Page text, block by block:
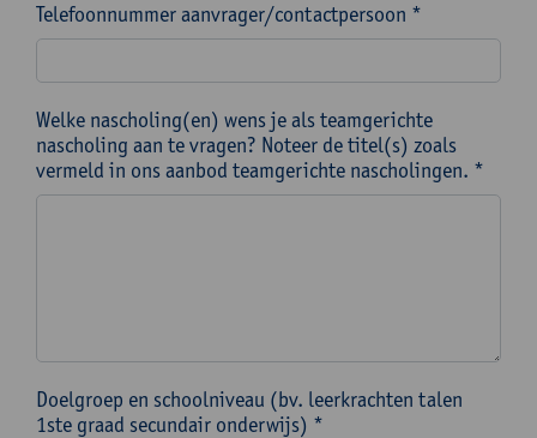
Telefoonnummer aanvrager/contactpersoon *
Welke nascholing(en) wens je als teamgerichte
nascholing aan te vragen? Noteer de titel(s) zoals
vermeld in ons aanbod teamgerichte nascholingen. *
Doelgroep en schoolniveau (bv. leerkrachten talen
1ste graad secundair onderwijs) *